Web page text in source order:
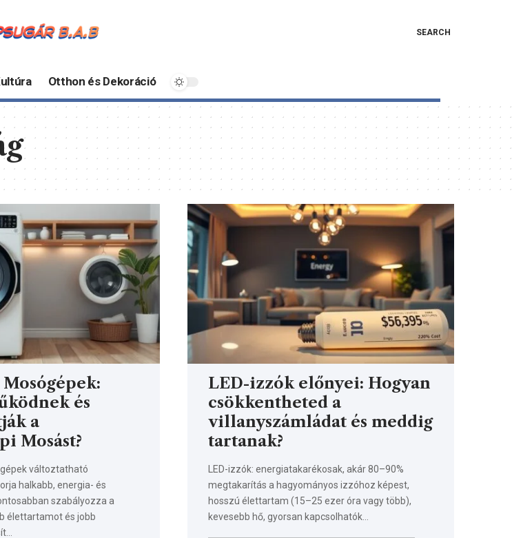
SEARCH
Otthon és Dekoráció
és
a
Mosást?
változtatható
halkabb, energia- és
szabályozza a
élettartamot és jobb
LED-izzók előnyei: Hogyan
csökkentheted a
villanyszámládat és meddig
tartanak?
LED-izzók: energiatakarékosak, akár 80–90%
megtakarítás a hagyományos izzóhoz képest,
hosszú élettartam (15–25 ezer óra vagy több),
kevesebb hő, gyorsan kapcsolhatók…